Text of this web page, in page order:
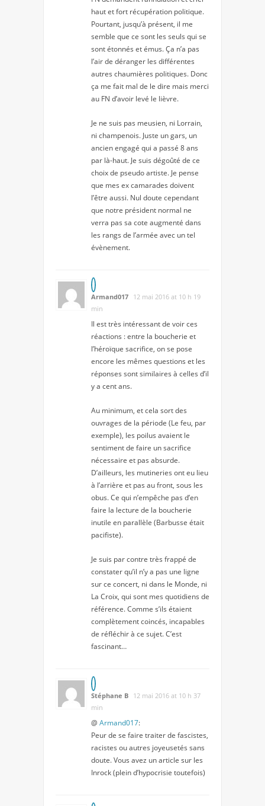
haut et fort récupération politique.
Pourtant, jusqu’à présent, il me
semble que ce sont les seuls qui se
sont étonnés et émus. Ça n’a pas
l’air de déranger les différentes
autres chaumières politiques. Donc
ça me fait mal de le dire mais merci
au FN d’avoir levé le lièvre.
Je ne suis pas meusien, ni Lorrain,
ni champenois. Juste un gars, un
ancien engagé qui a passé 8 ans
par là-haut. Je suis dégoûté de ce
choix de pseudo artiste. Je pense
que mes ex camarades doivent
l’être aussi. Nul doute cependant
que notre président normal ne
verra pas sa cote augmenté dans
les rangs de l’armée avec un tel
évènement.
Armand017 12 mai 2016 at 10 h 19
min
Il est très intéressant de voir ces
réactions : entre la boucherie et
l’héroïque sacrifice, on se pose
encore les mêmes questions et les
réponses sont similaires à celles d’il
y a cent ans.
Au minimum, et cela sort des
ouvrages de la période (Le feu, par
exemple), les poilus avaient le
sentiment de faire un sacrifice
nécessaire et pas absurde.
D’ailleurs, les mutineries ont eu lieu
à l’arrière et pas au front, sous les
obus. Ce qui n’empêche pas d’en
faire la lecture de la boucherie
inutile en parallèle (Barbusse était
pacifiste).
Je suis par contre très frappé de
constater qu’il n’y a pas une ligne
sur ce concert, ni dans le Monde, ni
La Croix, qui sont mes quotidiens de
référence. Comme s’ils étaient
complètement coincés, incapables
de réfléchir à ce sujet. C’est
fascinant…
Stéphane B 12 mai 2016 at 10 h 37
min
@ Armand017:
Peur de se faire traiter de fascistes,
racistes ou autres joyeusetés sans
doute. Vous avez un article sur les
Inrock (plein d’hypocrisie toutefois)